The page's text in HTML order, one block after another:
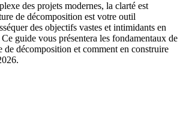
des projets modernes, la clarté est
de décomposition est votre outil
des objectifs vastes et intimidants en
guide vous présentera les fondamentaux de
de décomposition et comment en construire